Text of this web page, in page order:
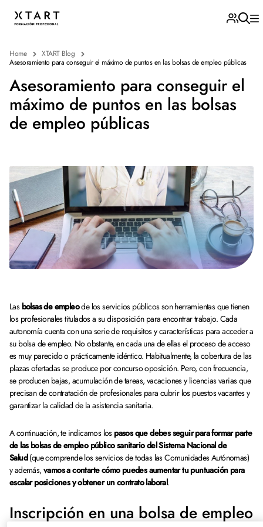
Home
XTART Blog
Asesoramiento para conseguir el máximo de puntos en las bolsas de empleo públicas
Asesoramiento para conseguir el
máximo de puntos en las bolsas
de empleo públicas
Las bolsas de empleode los servicios públicos son herramientas que tienen
los profesionales titulados a su disposición para encontrar trabajo. Cada
autonomía cuenta con una serie de requisitos y características para acceder a
su bolsa de empleo. No obstante, en cada una de ellas el proceso de acceso
es muy parecido o prácticamente idéntico. Habitualmente, la cobertura de las
plazas ofertadas se produce por concurso oposición. Pero, con frecuencia,
se producen bajas, acumulación de tareas, vacaciones y licencias varias que
precisan de contratación de profesionales para cubrir los puestos vacantes y
garantizar la calidad de la asistencia sanitaria.
A continuación, te indicamos lospasos que debes seguir para formar parte
de las bolsas de empleo público sanitario del Sistema Nacional de
Salud(que comprende los servicios de todas las Comunidades Autónomas)
y además,vamos a contarte cómo puedes aumentar tu puntuación para
escalar posiciones y obtener un contrato laboral.
Inscripción en una bolsa de empleo